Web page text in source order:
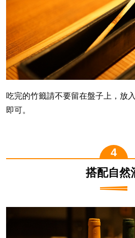
吃完的竹籤請不要留在盤子上，放
即可。
搭配自然